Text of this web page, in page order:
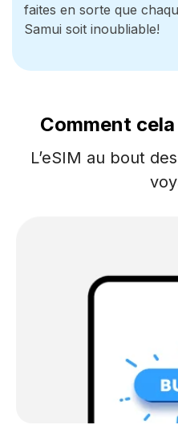
faites en sorte que
Samui soit inoubliable!
Comment
L’eSIM au bout